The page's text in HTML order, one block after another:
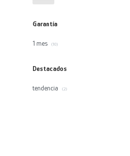
Garantía
1 mes (10)
Destacados
tendencia (2)